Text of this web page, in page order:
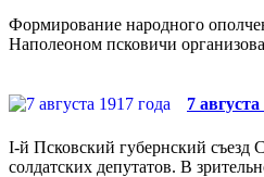
Формирование народного
Наполеоном псковичи
7
I-й Псковский губернский съезд
солдатских депутатов. В